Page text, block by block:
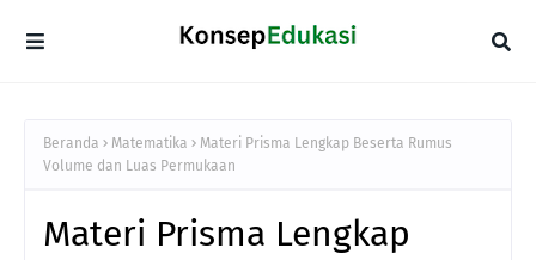
Beranda Matematika
Materi Prisma Lengkap Beserta Rumus
Volume dan Luas Permukaan
Materi Prisma Lengkap